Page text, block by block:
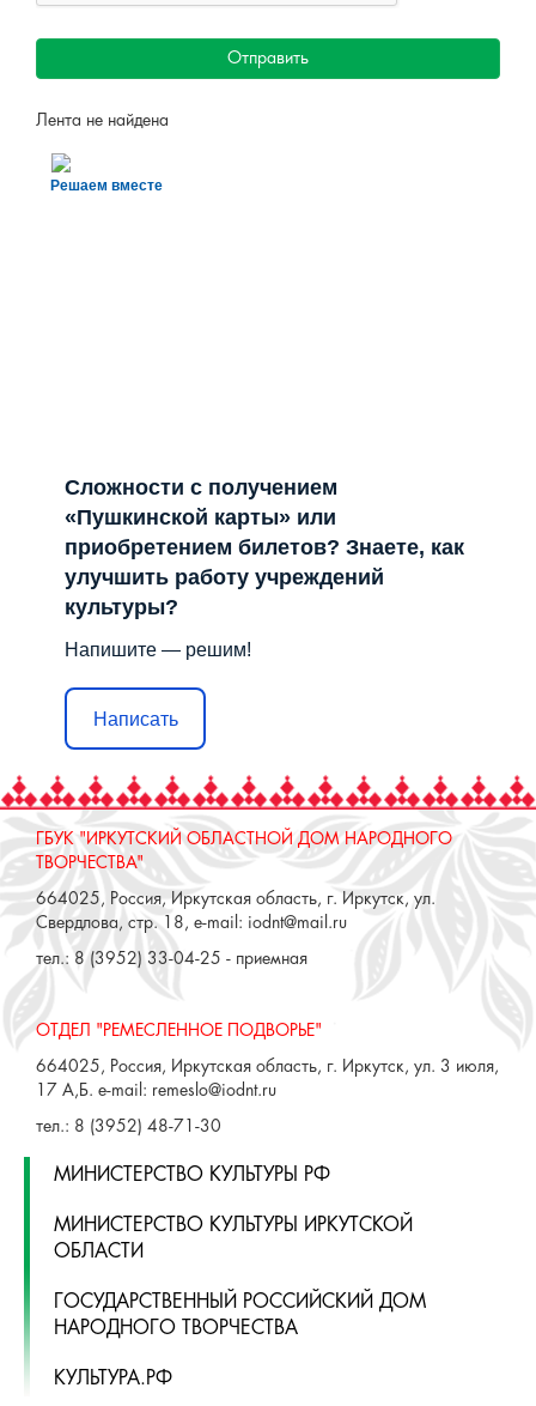
Отправить
Лента не найдена
Решаем вместе
Сложности с получением
«Пушкинской карты» или
приобретением билетов? Знаете, как
улучшить работу учреждений
культуры?
Напишите — решим!
Написать
ГБУК "ИРКУТСКИЙ ОБЛАСТНОЙ ДОМ НАРОДНОГО
ТВОРЧЕСТВА"
664025, Россия, Иркутская область, г. Иркутск, ул.
Свердлова, стр. 18, e-mail: iodnt@mail.ru
тел.: 8 (3952) 33-04-25 - приемная
ОТДЕЛ "РЕМЕСЛЕННОЕ ПОДВОРЬЕ"
664025, Россия, Иркутская область, г. Иркутск, ул. 3 июля,
17 А,Б. e-mail: remeslo@iodnt.ru
тел.: 8 (3952) 48-71-30
МИНИСТЕРСТВО КУЛЬТУРЫ РФ
МИНИСТЕРСТВО КУЛЬТУРЫ ИРКУТСКОЙ
ОБЛАСТИ
ГОСУДАРСТВЕННЫЙ РОССИЙСКИЙ ДОМ
НАРОДНОГО ТВОРЧЕСТВА
КУЛЬТУРА.РФ